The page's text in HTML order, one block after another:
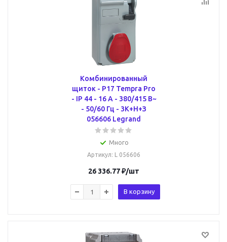
Комбинированный
щиток - P17 Tempra Pro
- IP 44 - 16 A - 380/415 В~
- 50/60 Гц - 3К+Н+З
056606 Legrand
Много
Артикул: L 056606
26 336.77₽/шт
В корзину